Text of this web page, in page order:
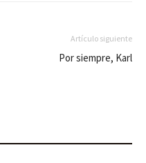
Artículo siguiente
Por siempre, Karl